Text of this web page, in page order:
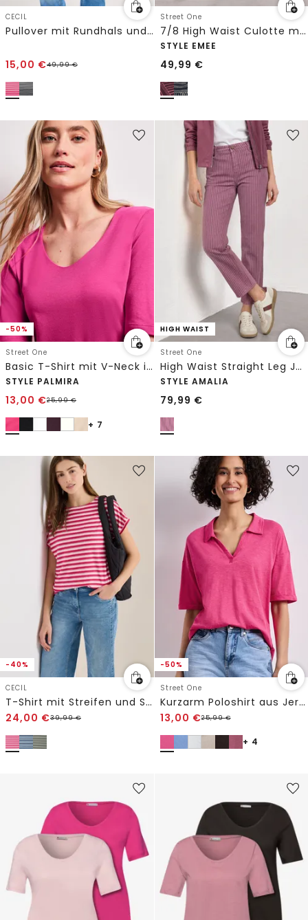
CECIL
Pullover mit Rundhals und Streifen
15,00 €49,99€
Street One
7/8 High Waist Culotte mit Muster
STYLE EMEE
49,99 €
-50%
Street One
Basic T-Shirt mit V-Neck in Unifarbe
STYLE PALMIRA
13,00 €25,99€
+ 7
HIGH WAIST
Street One
High Waist Straight Leg Jeans mit Streifen
STYLE AMALIA
79,99 €
-40%
CECIL
T-Shirt mit Streifen und Struktur
24,00 €39,99€
-50%
Street One
Kurzarm Poloshirt aus Jersey
13,00 €25,99€
+ 4